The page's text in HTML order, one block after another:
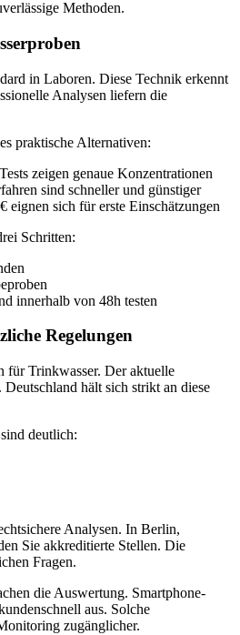
Methoden.
in Laboren. Diese Technik erkennt
Analysen liefern die
praktische Alternativen:
zeigen genaue Konzentrationen
sind schneller und günstiger
eignen sich für erste Einschätzungen
Schritten:
innerhalb von 48h testen
Regelungen
für Trinkwasser. Der aktuelle
hält sich strikt an diese
deutlich:
Analysen. In Berlin,
Sie akkreditierte Stellen. Die
Fragen.
die Auswertung. Smartphone-
aus. Solche
zugänglicher.